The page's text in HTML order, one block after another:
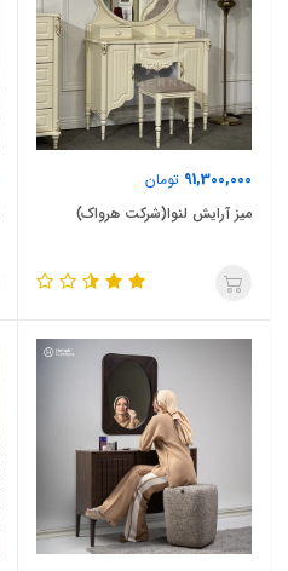
91,300,000 تومان
میز آرایش لنوا(شرکت هرواک)